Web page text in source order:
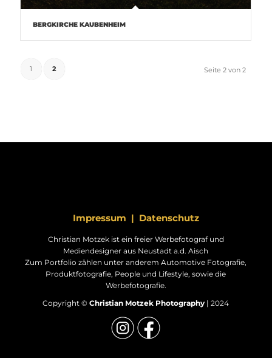
BERGKIRCHE KAUBENHEIM
Seite 2 von 2
1 2
Impressum | Datenschutz
Christian Motzek ist ein freier Werbefotograf und
Mediendesigner aus Neustadt a.d. Aisch
Zum Portfolio zählen unter anderem Automotive Fotografie,
Produktfotografie, People und Lifestyle, sowie die
Werbefotografie.
Copyright ©Christian Motzek Photography | 2024